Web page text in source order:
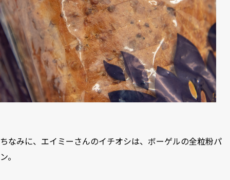
ちなみに、エイミーさんのイチオシは、ボーゲルの全粒粉パ
ン。